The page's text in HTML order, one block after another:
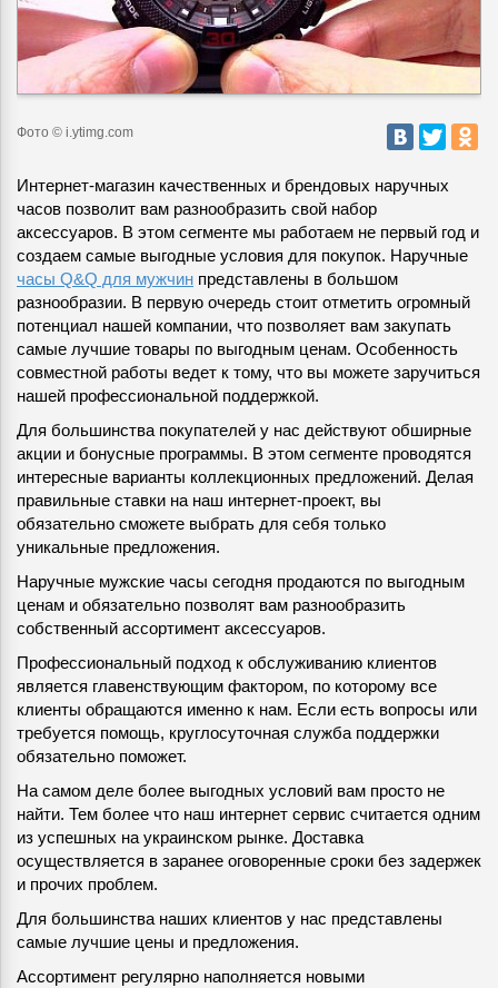
Фото © i.ytimg.com
Интернет-магазин качественных и брендовых наручных
часов позволит вам разнообразить свой набор
аксессуаров. В этом сегменте мы работаем не первый год и
создаем самые выгодные условия для покупок. Наручные
часы Q&Q для мужчин представлены в большом
разнообразии. В первую очередь стоит отметить огромный
потенциал нашей компании, что позволяет вам закупать
самые лучшие товары по выгодным ценам. Особенность
совместной работы ведет к тому, что вы можете заручиться
нашей профессиональной поддержкой.
Для большинства покупателей у нас действуют обширные
акции и бонусные программы. В этом сегменте проводятся
интересные варианты коллекционных предложений. Делая
правильные ставки на наш интернет-проект, вы
обязательно сможете выбрать для себя только
уникальные предложения.
Наручные мужские часы сегодня продаются по выгодным
ценам и обязательно позволят вам разнообразить
собственный ассортимент аксессуаров.
Профессиональный подход к обслуживанию клиентов
является главенствующим фактором, по которому все
клиенты обращаются именно к нам. Если есть вопросы или
требуется помощь, круглосуточная служба поддержки
обязательно поможет.
На самом деле более выгодных условий вам просто не
найти. Тем более что наш интернет сервис считается одним
из успешных на украинском рынке. Доставка
осуществляется в заранее оговоренные сроки без задержек
и прочих проблем.
Для большинства наших клиентов у нас представлены
самые лучшие цены и предложения.
Ассортимент регулярно наполняется новыми